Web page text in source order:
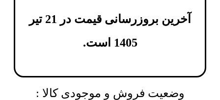
آخرین بروزرسانی قیمت در 21 تیر
1405 است.
وضعیت فروش و موجودی کالا :